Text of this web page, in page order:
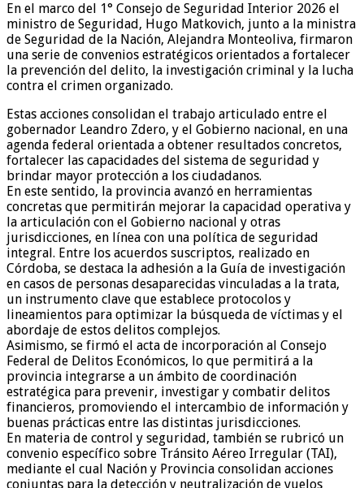
En el marco del 1° Consejo de Seguridad Interior 2026 el
ministro de Seguridad, Hugo Matkovich, junto a la ministra
de Seguridad de la Nación, Alejandra Monteoliva, firmaron
una serie de convenios estratégicos orientados a fortalecer
la prevención del delito, la investigación criminal y la lucha
contra el crimen organizado.
Estas acciones consolidan el trabajo articulado entre el
gobernador Leandro Zdero, y el Gobierno nacional, en una
agenda federal orientada a obtener resultados concretos,
fortalecer las capacidades del sistema de seguridad y
brindar mayor protección a los ciudadanos.
En este sentido, la provincia avanzó en herramientas
concretas que permitirán mejorar la capacidad operativa y
la articulación con el Gobierno nacional y otras
jurisdicciones, en línea con una política de seguridad
integral. Entre los acuerdos suscriptos, realizado en
Córdoba, se destaca la adhesión a la Guía de investigación
en casos de personas desaparecidas vinculadas a la trata,
un instrumento clave que establece protocolos y
lineamientos para optimizar la búsqueda de víctimas y el
abordaje de estos delitos complejos.
Asimismo, se firmó el acta de incorporación al Consejo
Federal de Delitos Económicos, lo que permitirá a la
provincia integrarse a un ámbito de coordinación
estratégica para prevenir, investigar y combatir delitos
financieros, promoviendo el intercambio de información y
buenas prácticas entre las distintas jurisdicciones.
En materia de control y seguridad, también se rubricó un
convenio específico sobre Tránsito Aéreo Irregular (TAI),
mediante el cual Nación y Provincia consolidan acciones
conjuntas para la detección y neutralización de vuelos